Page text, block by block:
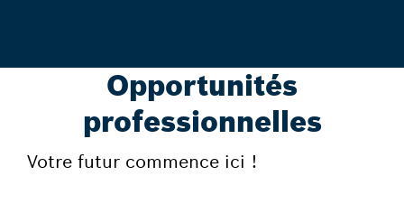
Opportunités
professionnelles
Votre futur commence ici !